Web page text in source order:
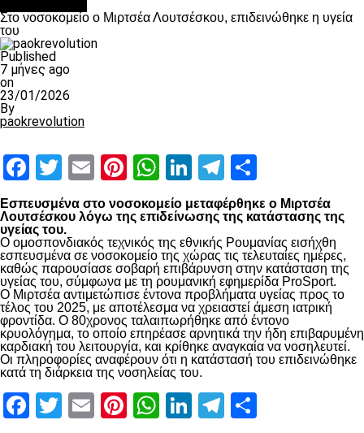
Στο νοσοκομείο ο Μιρτσέα Λουτσέσκου, επιδεινώθηκε η υγεία
του
Published
7 μήνες ago
on
23/01/2026
By
paokrevolution
Facebook
Twitter
EmailPinterest
WhatsApp
LinkedIn
Telegram
Εσπευσμένα στο νοσοκομείο μεταφέρθηκε ο Μιρτσέα
Λουτσέσκου λόγω της επιδείνωσης της κατάστασης της
υγείας του.
Ο ομοσπονδιακός τεχνικός της εθνικής Ρουμανίας εισήχθη
εσπευσμένα σε νοσοκομείο της χώρας τις τελευταίες ημέρες,
καθώς παρουσίασε σοβαρή επιβάρυνση στην κατάσταση της
υγείας του, σύμφωνα με τη ρουμανική εφημερίδα ProSport.
Ο Μιρτσέα αντιμετώπισε έντονα προβλήματα υγείας προς το
τέλος του 2025, με αποτέλεσμα να χρειαστεί άμεση ιατρική
φροντίδα. Ο 80χρονος ταλαιπωρήθηκε από έντονο
κρυολόγημα, το οποίο επηρέασε αρνητικά την ήδη επιβαρυμένη
καρδιακή του λειτουργία, και κρίθηκε αναγκαία να νοσηλευτεί.
Οι πληροφορίες αναφέρουν ότι η κατάστασή του επιδεινώθηκε
κατά τη διάρκεια της νοσηλείας του.
Facebook
Twitter
EmailPinterest
WhatsApp
LinkedIn
Telegram